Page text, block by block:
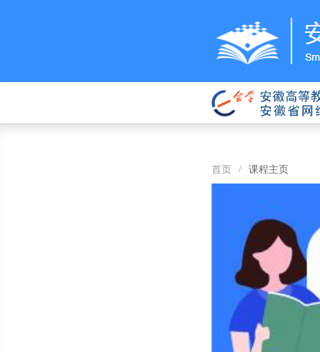
首页 / 课程主页